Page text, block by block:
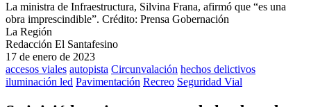
La ministra de Infraestructura, Silvina Frana, afirmó que “es una
obra imprescindible”. Crédito: Prensa Gobernación
La Región
Redacción El Santafesino
17 de enero de 2023
accesos viales autopista Circunvalación hechos delictivos
iluminación led Pavimentación Recreo Seguridad Vial